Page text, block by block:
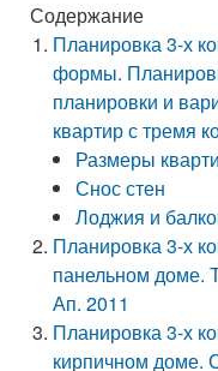
Содержание
Планировка 3-х
формы.
планировки и
квартир с тремя
Размеры
Снос стен
Лоджия и
Планировка 3-х
панельном доме.
Ап. 2011
Планировка 3-х
кирпичном доме.